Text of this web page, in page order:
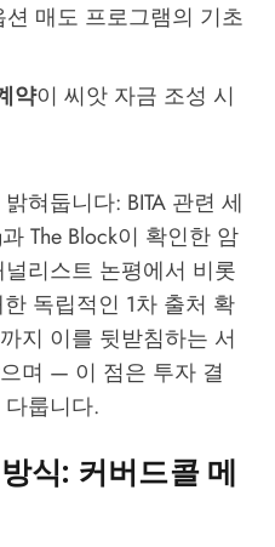
션 매도 프로그램의 기초
약이 씨앗 자금 조성 시
혀둡니다: BITA 관련 세
과The Block이 확인한 암
리스트 논평에서 비롯
한 독립적인 1차 출처 확
지 이를 뒷받침하는 서
며 — 이 점은 투자 결
룹니다.
식: 커버드콜 메